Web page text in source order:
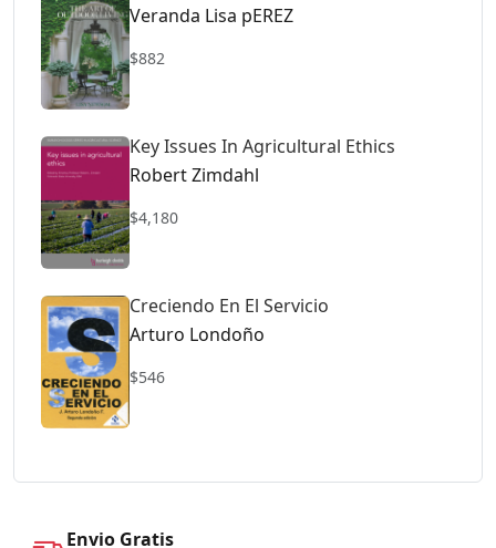
Veranda Lisa pEREZ
$882
Key Issues In Agricultural Ethics
Robert Zimdahl
$4,180
Creciendo En El Servicio
Arturo Londoño
$546
Envio Gratis